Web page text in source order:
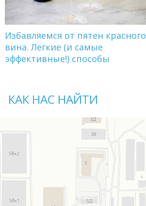
Избавляемся от пятен красного
вина. Легкие (и самые
эффективные!) способы
КАК НАС НАЙТИ